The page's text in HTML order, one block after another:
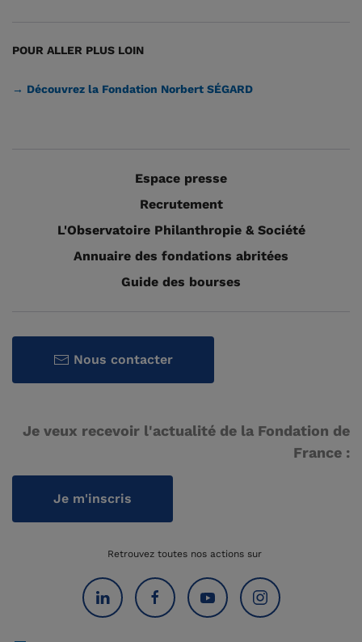
POUR ALLER PLUS LOIN
→ Découvrez la Fondation Norbert SÉGARD
Espace presse
Recrutement
L'Observatoire Philanthropie & Société
Annuaire des fondations abritées
Guide des bourses
Nous contacter
Je veux recevoir l'actualité de la Fondation de
France :
Je m'inscris
Retrouvez toutes nos actions sur